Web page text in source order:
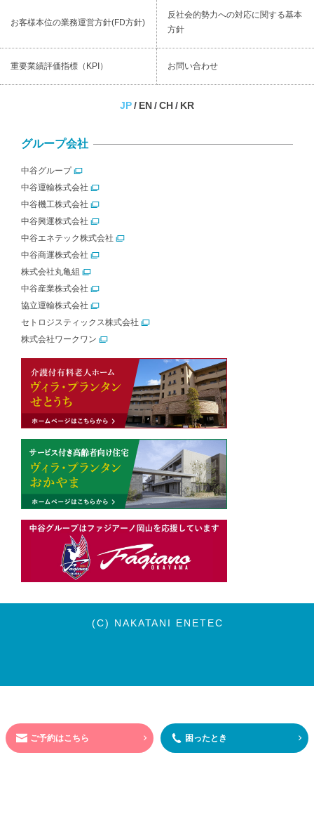
ご予約はこちら 困ったとき
お客様本位の業務運営⽅針(FD⽅針)
反社会的勢⼒への対応に関する基本
⽅針
重要業績評価指標（KPI） お問い合わせ
JP EN CH KR
グループ会社
中谷グループ
中谷運輸株式会社
中谷機工株式会社
中谷興運株式会社
中谷エネテック株式会社
中谷商運株式会社
株式会社丸亀組
中谷産業株式会社
協立運輸株式会社
セトロジスティックス株式会社
株式会社ワークワン
(C) NAKATANI ENETEC